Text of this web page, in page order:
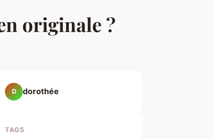
originale ?
D dorothée
TAGS